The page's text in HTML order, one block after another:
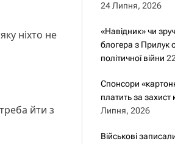
ніхто не
йти з
24 Липня, 2026
«Навідник» чи
блогера з Прилук
політичної війни
Спонсори
платить за
Липня, 2026
Військові